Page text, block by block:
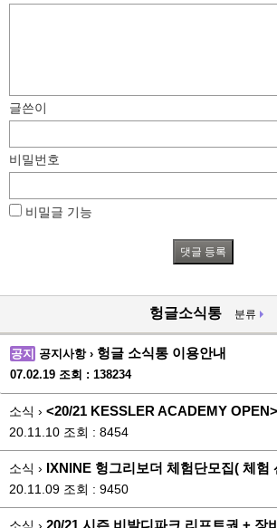
글쓴이
비밀번호
비밀글 기능
헝글소식통 분류
공지 공지사항 › 헝글 소식통 이용안내
07.02.19 조회 : 138234
소식 › <20/21 KESSLER ACADEMY OPEN>
20.11.10 조회 : 8454
소식 › IXNINE 헝그리보더 체험단모집( 체험
20.11.09 조회 : 9450
20/21 시즌 비발디파크 리프트권 + 장